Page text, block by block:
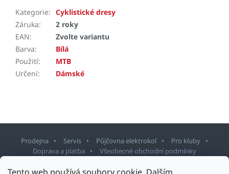
Kategorie: Cyklistické dresy
Záruka:
2 roky
EAN:
Zvolte variantu
Barva:
Bílá
Použití:
MTB
Určení: Dámské
Prodejna Servis Půjčovna elektrokol
Pro kluby
Doprava a platba
Všeobecné obchodní podmínky